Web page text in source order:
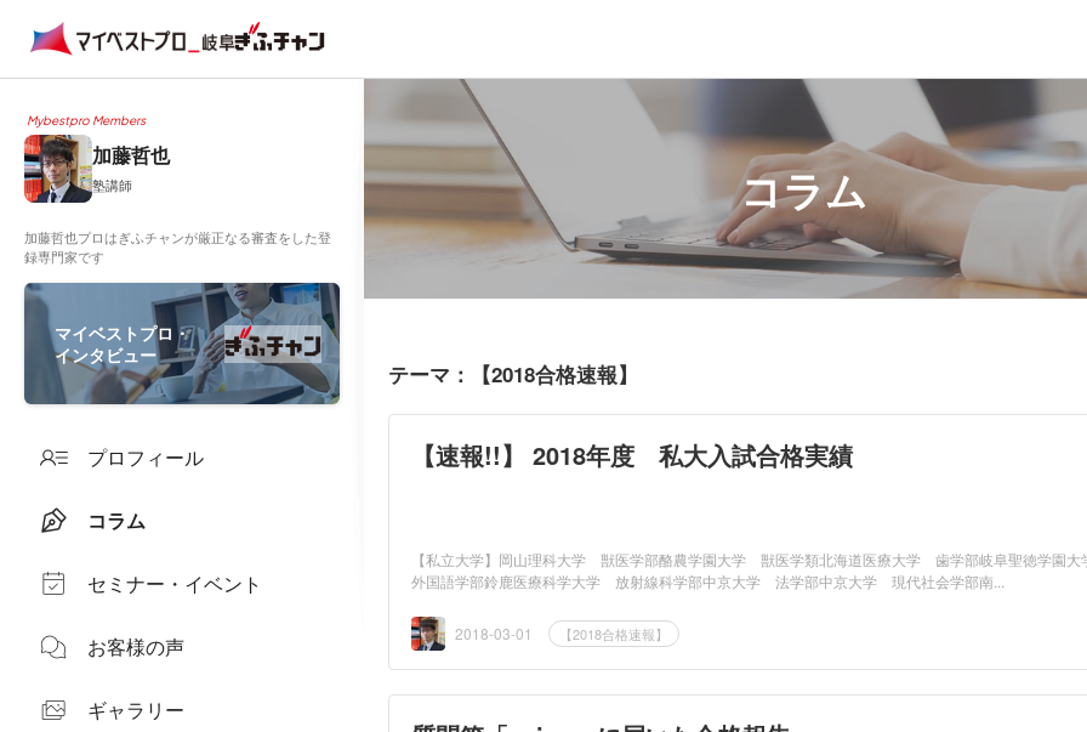
Mybestpro Members
加藤哲也
塾講師
加藤哲也プロはぎふチャンが厳正なる審査をした登
録専門家です
マイベストプロ・
インタビュー
プロフィール
コラム
セミナー・イベント
お客様の声
ギャラリー
コラム
テーマ：【2018合格速報】
【速報!!】 2018年度 私大入試合格実績
【私立大学】岡山理科大学 獣医学部酪農学園大学 獣医学類北海道医療大学 歯学部岐阜聖徳学園大
外国語学部鈴鹿医療科学大学 放射線科学部中京大学 法学部中京大学 現代社会学部南...
2018-03-01 【2018合格速報】